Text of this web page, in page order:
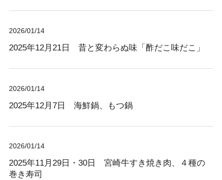
2026/01/14
2025年12月21日 昔と変わらぬ味「酢だこ味だこ」
2026/01/14
2025年12月7日 海鮮鍋、もつ鍋
2026/01/14
2025年11月29日・30日 宮崎牛すき焼き肉、４種の
巻き寿司